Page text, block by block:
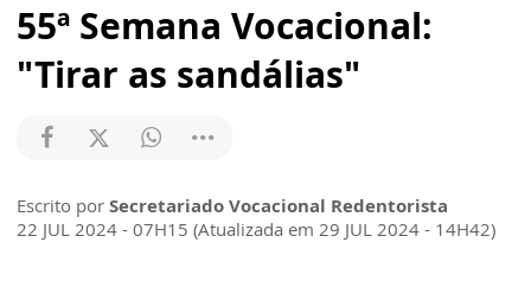
55ª Semana Vocacional:
"Tirar as sandálias"
Escrito por Secretariado Vocacional Redentorista
22 JUL 2024 - 07H15 (Atualizada em 29 JUL 2024 - 14H42)